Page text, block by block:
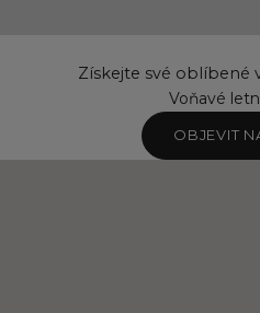
Získejte své oblíbené
Voňavé
OBJEVIT